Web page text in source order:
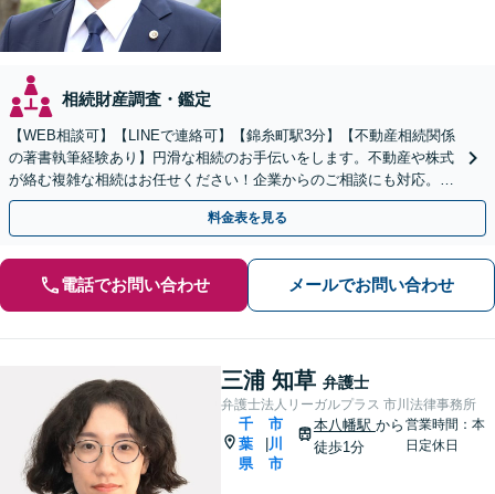
相続財産調査・鑑定
【WEB相談可】【LINEで連絡可】【錦糸町駅3分】【不動産相続関係
の著書執筆経験あり】円滑な相続のお手伝いをします。不動産や株式
が絡む複雑な相続はお任せください！企業からのご相談にも対応。事
業承継も対応可能【休日・夜間対応】
料金表を見る
電話でお問い合わせ メールでお問い合わせ
三浦 知草 弁護士
弁護士法人リーガルプラス 市川法律事務所
千
葉
県
市
川
市
本八幡駅 から
徒歩1分
営業時間：本
日定休日